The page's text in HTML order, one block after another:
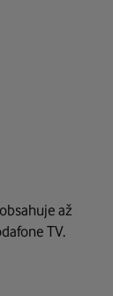
až
TV.